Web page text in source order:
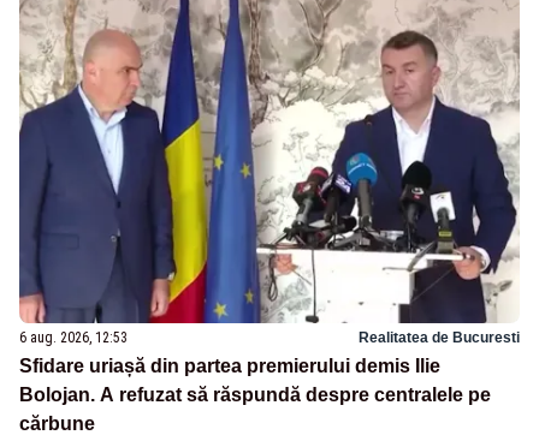
6 aug. 2026, 12:53 Realitatea de Bucuresti
Sfidare uriașă din partea premierului demis Ilie
Bolojan. A refuzat să răspundă despre centralele pe
cărbune